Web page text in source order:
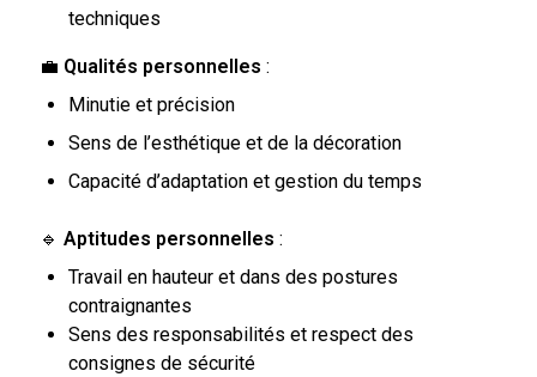
techniques
💼 Qualités personnelles :
Minutie et précision
Sens de l’esthétique et de la décoration
Capacité d’adaptation et gestion du temps
🔹 Aptitudes personnelles :
Travail en hauteur et dans des postures
contraignantes
Sens des responsabilités et respect des
consignes de sécurité